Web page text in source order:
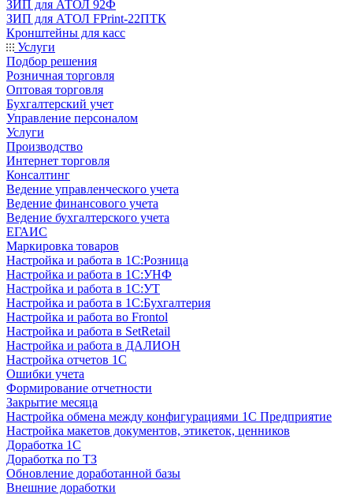
ЗИП для АТОЛ 92Ф
ЗИП для АТОЛ FPrint-22ПТК
Кронштейны для касс
Услуги
Подбор решения
Розничная торговля
Оптовая торговля
Бухгалтерский учет
Управление персоналом
Услуги
Производство
Интернет торговля
Консалтинг
Ведение управленческого учета
Ведение финансового учета
Ведение бухгалтерского учета
ЕГАИС
Маркировка товаров
Настройка и работа в 1С:Розница
Настройка и работа в 1С:УНФ
Настройка и работа в 1С:УТ
Настройка и работа в 1С:Бухгалтерия
Настройка и работа во Frontol
Настройка и работа в SetRetail
Настройка и работа в ДАЛИОН
Настройка отчетов 1С
Ошибки учета
Формирование отчетности
Закрытие месяца
Настройка обмена между конфигурациями 1С Предприятие
Настройка макетов документов, этикеток, ценников
Доработка 1С
Доработка по ТЗ
Обновление доработанной базы
Внешние доработки